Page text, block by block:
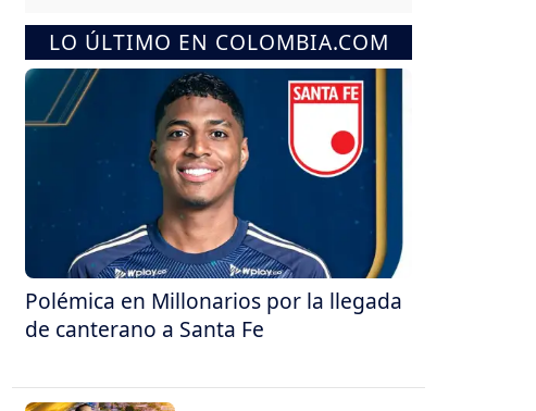
LO ÚLTIMO EN COLOMBIA.COM
Polémica en Millonarios por la llegada
de canterano a Santa Fe